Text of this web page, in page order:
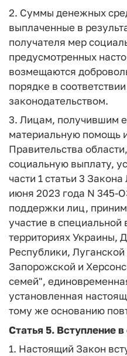
2. Суммы денежных
выплаченные в
получателя мер
предусмотренных
возмещаются
порядке в
законодательством.
3. Лицам, получившим
материальную помощь
Правительства
социальную выплату,
части 1 статьи 3
июня 2023 года N 345-
поддержки лиц,
участие в
территориях Украины,
Республики,
Запорожской и
семей",
установленная
тому же основанию
Статья 5. Вступление
1. Настоящий Закон